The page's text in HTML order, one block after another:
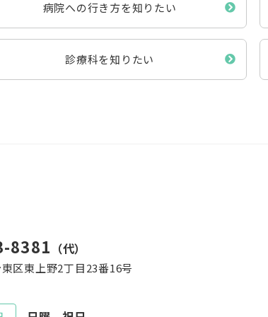
病院への行き方を知りたい
診療科を知りたい
8381 （代）
区東上野2丁目23番16号